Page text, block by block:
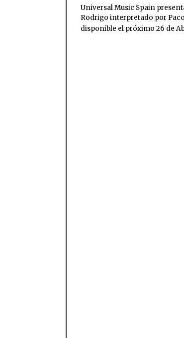
Universal Music Spain
Rodrigo interpretado por
disponible el próximo 26 de